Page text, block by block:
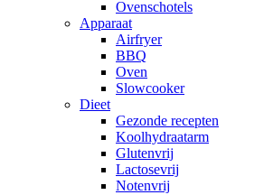
Ovenschotels
Apparaat
Airfryer
BBQ
Oven
Slowcooker
Dieet
Gezonde recepten
Koolhydraatarm
Glutenvrij
Lactosevrij
Notenvrij